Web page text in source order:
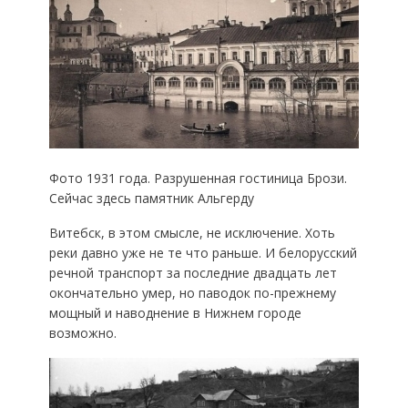
Фото 1931 года. Разрушенная гостиница Брози.
Сейчас здесь памятник Альгерду
Витебск, в этом смысле, не исключение. Хоть
реки давно уже не те что раньше. И белорусский
речной транспорт за последние двадцать лет
окончательно умер, но паводок по-прежнему
мощный и наводнение в Нижнем городе
возможно.